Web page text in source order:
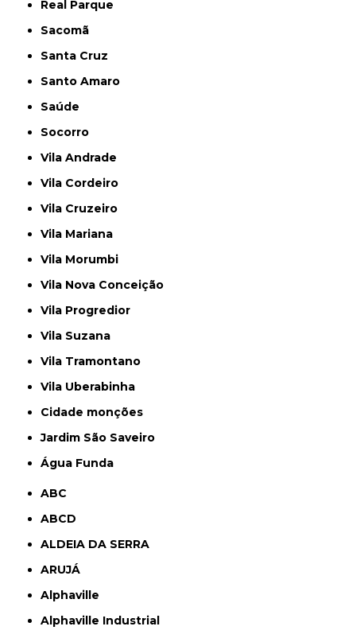
Real Parque
Sacomã
Santa Cruz
Santo Amaro
Saúde
Socorro
Vila Andrade
Vila Cordeiro
Vila Cruzeiro
Vila Mariana
Vila Morumbi
Vila Nova Conceição
Vila Progredior
Vila Suzana
Vila Tramontano
Vila Uberabinha
cidade monções
jardim São Saveiro
Água Funda
ABC
ABCD
ALDEIA DA SERRA
ARUJÁ
Alphaville
Alphaville Industrial